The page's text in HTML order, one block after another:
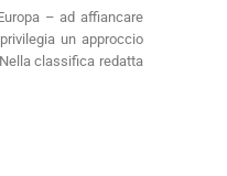
– ad affiancare
un approccio
classifica redatta